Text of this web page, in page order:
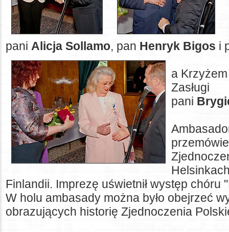
pani Alicja Sollamo, pan Henryk Bigos i
a
Zasługi
pani
Finlandii. Imprezę uświetnił występ chóru
W holu ambasady można było obejrzeć
obrazujących historię Zjednoczenia